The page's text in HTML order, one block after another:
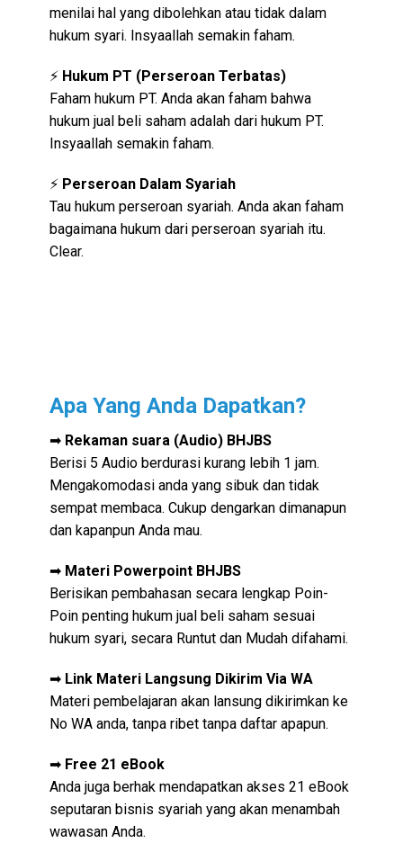
menilai hal yang dibolehkan atau tidak dalam
hukum syari. Insyaallah semakin faham.
⚡ Hukum PT (Perseroan Terbatas)
Faham hukum PT. Anda akan faham bahwa
hukum jual beli saham adalah dari hukum PT.
Insyaallah semakin faham.
⚡ Perseroan Dalam Syariah
Tau hukum perseroan syariah. Anda akan faham
bagaimana hukum dari perseroan syariah itu.
Clear.
Apa Yang Anda Dapatkan?
➡ Rekaman suara (Audio) BHJBS
Berisi 5 Audio berdurasi kurang lebih 1 jam.
Mengakomodasi anda yang sibuk dan tidak
sempat membaca. Cukup dengarkan dimanapun
dan kapanpun Anda mau.
➡ Materi Powerpoint BHJBS
Berisikan pembahasan secara lengkap Poin-
Poin penting hukum jual beli saham sesuai
hukum syari, secara Runtut dan Mudah difahami.
➡ Link Materi Langsung Dikirim Via WA
Materi pembelajaran akan lansung dikirimkan ke
No WA anda, tanpa ribet tanpa daftar apapun.
➡ Free 21 eBook
Anda juga berhak mendapatkan akses 21 eBook
seputaran bisnis syariah yang akan menambah
wawasan Anda.